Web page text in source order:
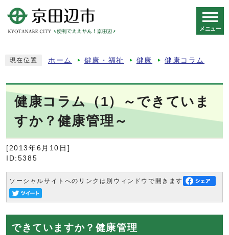
メニュー
現在位置 ホーム 健康・福祉 健康 健康コラム
健康コラム（1）～できていま
すか？健康管理～
[2013年6月10日]
ID:5385
ソーシャルサイトへのリンクは別ウィンドウで開きます
できていますか？健康管理